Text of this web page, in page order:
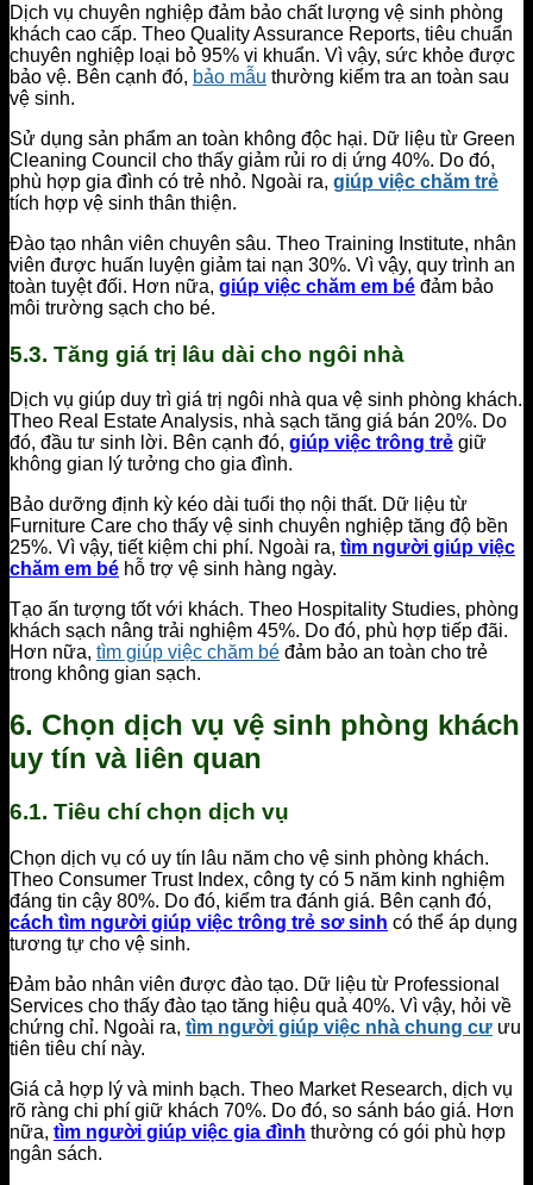
Dịch vụ chuyên nghiệp đảm bảo chất lượng vệ sinh phòng
khách cao cấp. Theo Quality Assurance Reports, tiêu chuẩn
chuyên nghiệp loại bỏ 95% vi khuẩn. Vì vậy, sức khỏe được
bảo vệ. Bên cạnh đó, bảo mẫu thường kiểm tra an toàn sau
vệ sinh.
Sử dụng sản phẩm an toàn không độc hại. Dữ liệu từ Green
Cleaning Council cho thấy giảm rủi ro dị ứng 40%. Do đó,
phù hợp gia đình có trẻ nhỏ. Ngoài ra, giúp việc chăm trẻ
tích hợp vệ sinh thân thiện.
Đào tạo nhân viên chuyên sâu. Theo Training Institute, nhân
viên được huấn luyện giảm tai nạn 30%. Vì vậy, quy trình an
toàn tuyệt đối. Hơn nữa, giúp việc chăm em bé đảm bảo
môi trường sạch cho bé.
5.3. Tăng giá trị lâu dài cho ngôi nhà
Dịch vụ giúp duy trì giá trị ngôi nhà qua vệ sinh phòng khách.
Theo Real Estate Analysis, nhà sạch tăng giá bán 20%. Do
đó, đầu tư sinh lời. Bên cạnh đó, giúp việc trông trẻ giữ
không gian lý tưởng cho gia đình.
Bảo dưỡng định kỳ kéo dài tuổi thọ nội thất. Dữ liệu từ
Furniture Care cho thấy vệ sinh chuyên nghiệp tăng độ bền
25%. Vì vậy, tiết kiệm chi phí. Ngoài ra, tìm người giúp việc
chăm em bé hỗ trợ vệ sinh hàng ngày.
Tạo ấn tượng tốt với khách. Theo Hospitality Studies, phòng
khách sạch nâng trải nghiệm 45%. Do đó, phù hợp tiếp đãi.
Hơn nữa, tìm giúp việc chăm bé đảm bảo an toàn cho trẻ
trong không gian sạch.
6. Chọn dịch vụ vệ sinh phòng khách
uy tín và liên quan
6.1. Tiêu chí chọn dịch vụ
Chọn dịch vụ có uy tín lâu năm cho vệ sinh phòng khách.
Theo Consumer Trust Index, công ty có 5 năm kinh nghiệm
đáng tin cậy 80%. Do đó, kiểm tra đánh giá. Bên cạnh đó,
cách tìm người giúp việc trông trẻ sơ sinh có thể áp dụng
tương tự cho vệ sinh.
Đảm bảo nhân viên được đào tạo. Dữ liệu từ Professional
Services cho thấy đào tạo tăng hiệu quả 40%. Vì vậy, hỏi về
chứng chỉ. Ngoài ra, tìm người giúp việc nhà chung cư ưu
tiên tiêu chí này.
Giá cả hợp lý và minh bạch. Theo Market Research, dịch vụ
rõ ràng chi phí giữ khách 70%. Do đó, so sánh báo giá. Hơn
nữa, tìm người giúp việc gia đình thường có gói phù hợp
ngân sách.